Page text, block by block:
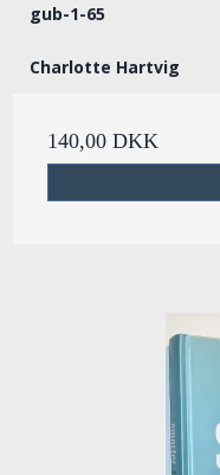
gub-1-65
Charlotte Hartvig
140,00 DKK